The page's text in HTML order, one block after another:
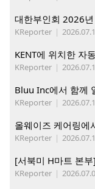
KReporter |
KReporter |
Bluu Inc에서 함께
KReporter |
올웨이즈 케어링에
KReporter |
KReporter |